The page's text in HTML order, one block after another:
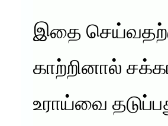
இதை
காற்றினால்
உராய்வை